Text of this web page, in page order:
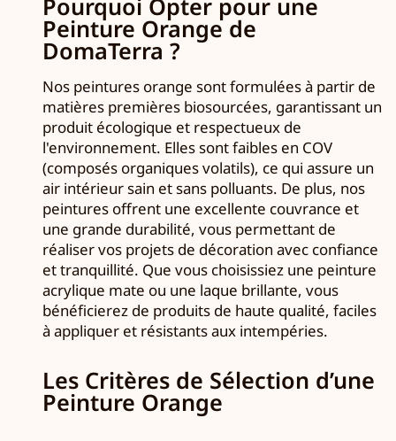
Pourquoi Opter pour une
Peinture Orange de
DomaTerra ?
Nos peintures orange sont formulées à partir de
matières premières biosourcées, garantissant un
produit écologique et respectueux de
l'environnement. Elles sont faibles en COV
(composés organiques volatils), ce qui assure un
air intérieur sain et sans polluants. De plus, nos
peintures offrent une excellente couvrance et
une grande durabilité, vous permettant de
réaliser vos projets de décoration avec confiance
et tranquillité. Que vous choisissiez une peinture
acrylique mate ou une laque brillante, vous
bénéficierez de produits de haute qualité, faciles
à appliquer et résistants aux intempéries.
Les Critères de Sélection d’une
Peinture Orange